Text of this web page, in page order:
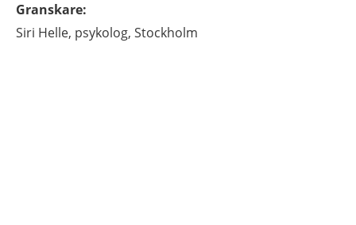
Granskare:
Siri Helle, psykolog, Stockholm